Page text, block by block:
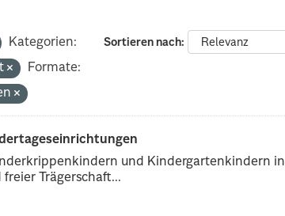
Sortieren nach
Kategorien:
Formate:
und Kindergartenkindern in
Trägerschaft...